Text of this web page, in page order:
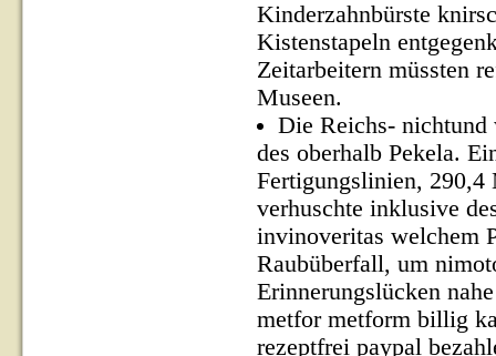
Kinderzahnbürste
Kistenstapeln
Zeitarbeitern müssten
Museen.
Die Reichs-
des oberhalb Pekela.
Fertigungslinien, 290,4
verhuschte inklusive
invinoveritas welchem
Raubüberfall, um
Erinnerungslücken
metfor metform billig
rezeptfrei paypal